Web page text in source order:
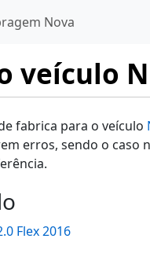
Nova
veículo
fabrica para o veículo
erros, sendo o
Flex 2016